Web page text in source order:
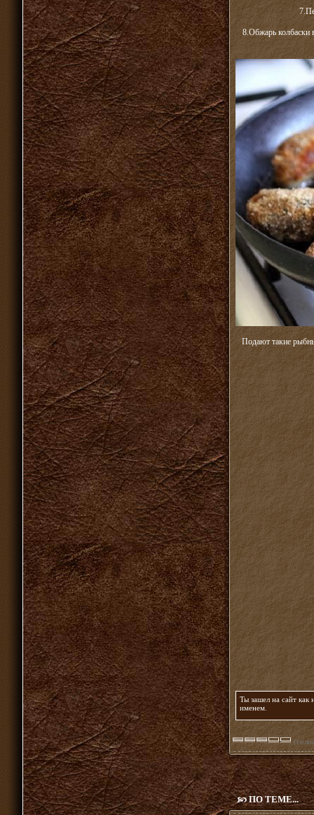
8.Обжарь колбаски
Подают такие
Ты зашел на сайт как
именем
ПО ТЕМЕ...